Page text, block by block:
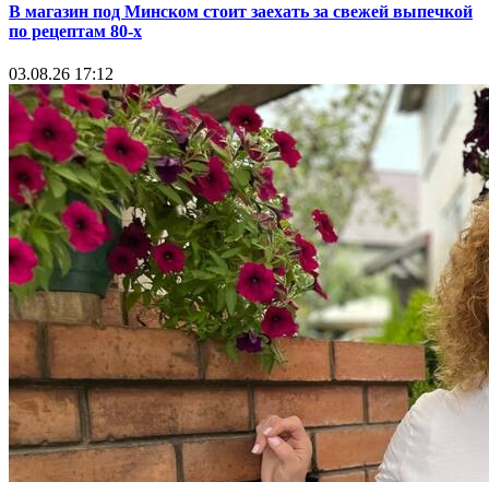
В магазин под Минском стоит заехать за свежей выпечкой
по рецептам 80-х
03.08.26 17:12